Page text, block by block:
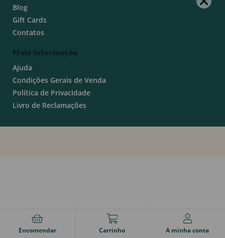
Blog
Gift Cards
Contatos
Mais Informação
Ajuda
Condições Gerais de Venda
Política de Privacidade
Livro de Reclamações
Encomendar Carrinho A minha conta